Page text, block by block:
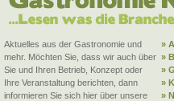
Aktuelles aus der Gastronomie und
mehr. Möchten Sie, dass wir auch über
Sie und Ihren Betrieb, Konzept oder
Ihre Veranstaltung berichten, dann
informieren Sie sich hier über unsere
»
»
»
»
»